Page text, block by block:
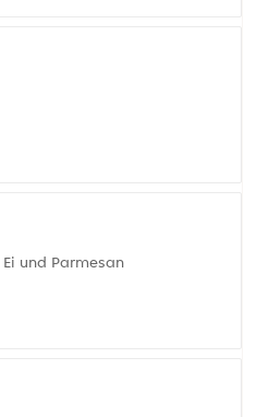
und Parmesan